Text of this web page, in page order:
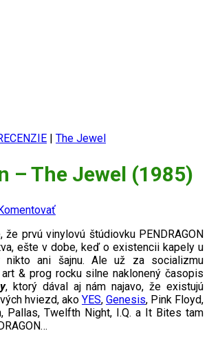
| The Jewel
‎– The Jewel (1985)
prvú vinylovú štúdiovku PENDRAGON
ešte v dobe, keď o existencii kapely u
nikto ani šajnu. Ale už za socializmu
& prog rocku silne naklonený časopis
, ktorý dával aj nám najavo, že existujú
hviezd, ako YES, Genesis, Pink Floyd,
Pallas, Twelfth Night, I.Q. a It Bites tam